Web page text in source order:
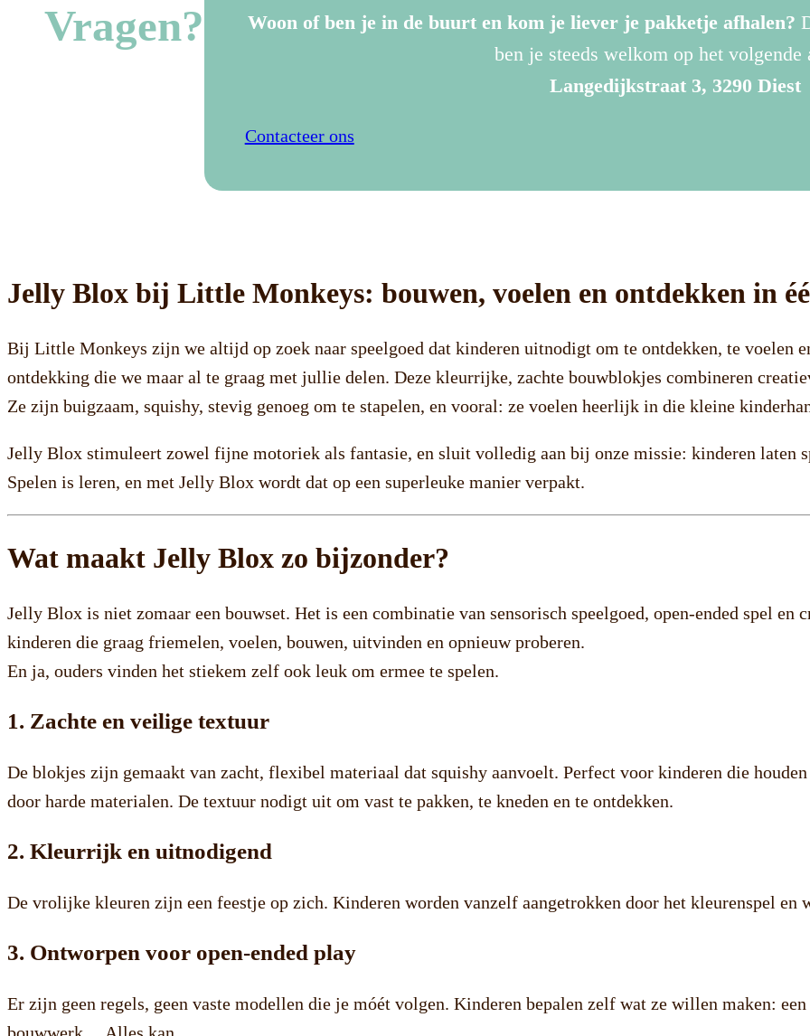
Vragen? Woon of ben je in de buurt en kom je liever je pakketje afhalen?
ben je steeds welkom op het volgende
Langedijkstraat 3, 3290 Diest
Contacteer ons
Jelly Blox bij Little Monkeys: bouwen, voelen en ontdekken in
Bij Little Monkeys zijn we altijd op zoek naar speelgoed dat kinderen uitnodigt om te ontdekken, te voelen
ontdekking die we maar al te graag met jullie delen. Deze kleurrijke, zachte bouwblokjes combineren
Ze zijn buigzaam, squishy, stevig genoeg om te stapelen, en vooral: ze voelen heerlijk in die kleine
Jelly Blox stimuleert zowel fijne motoriek als fantasie, en sluit volledig aan bij onze missie: kinderen laten
Spelen is leren, en met Jelly Blox wordt dat op een superleuke manier verpakt.
Wat maakt Jelly Blox zo bijzonder?
Jelly Blox is niet zomaar een bouwset. Het is een combinatie van sensorisch speelgoed, open-ended spel
kinderen die graag friemelen, voelen, bouwen, uitvinden en opnieuw proberen.
En ja, ouders vinden het stiekem zelf ook leuk om ermee te spelen.
1. Zachte en veilige textuur
De blokjes zijn gemaakt van zacht, flexibel materiaal dat squishy aanvoelt. Perfect voor kinderen die
door harde materialen. De textuur nodigt uit om vast te pakken, te kneden en te ontdekken.
2. Kleurrijk en uitnodigend
De vrolijke kleuren zijn een feestje op zich. Kinderen worden vanzelf aangetrokken door het kleurenspel en
3. Ontworpen voor open-ended play
Er zijn geen regels, geen vaste modellen die je móét volgen. Kinderen bepalen zelf wat ze willen maken: